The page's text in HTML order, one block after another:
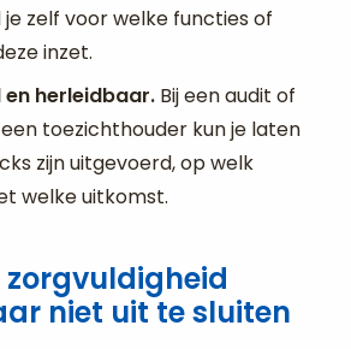
zelf voor welke functies of
inzet.
en herleidbaar. Bij een audit of
toezichthouder kun je laten
zijn uitgevoerd, op welk
welke uitkomst.
zorgvuldigheid
niet uit te sluiten